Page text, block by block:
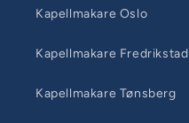
Kapellmakare Oslo
Kapellmakare Fredrikstad
Kapellmakare Tønsberg